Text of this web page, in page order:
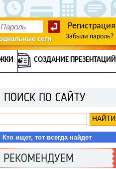
Регистрация
Забыли пароль?
сети
СОЗДАНИЕ ПРЕЗЕНТАЦИЙ
ПОИСК ПО САЙТУ
Кто ищет, тот всегда найдет
РЕКОМЕНДУЕМ